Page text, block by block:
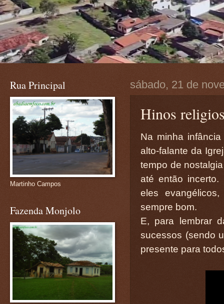
sábado, 21 de
Hinos
Na minha
alto-falante da
tempo de
até então
eles
sempre bom.
E, para lembrar
sucessos (sendo
presente para
Rua Principal
Martinho Campos
Fazenda Monjolo